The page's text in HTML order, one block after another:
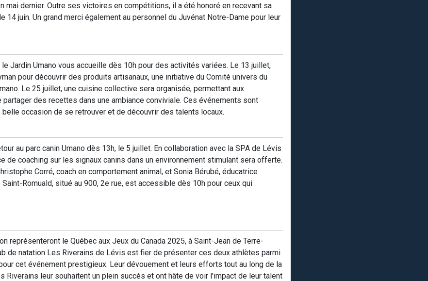
mai dernier. Outre ses victoires en compétitions, il a été honoré en recevant sa
14 juin. Un grand merci également au personnel du Juvénat Notre-Dame pour leur
Jardin Umano vous accueille dès 10h pour des activités variées. Le 13 juillet,
pour découvrir des produits artisanaux, une initiative du Comité univers du
Le 25 juillet, une cuisine collective sera organisée, permettant aux
des recettes dans une ambiance conviviale. Ces événements sont
occasion de se retrouver et de découvrir des talents locaux.
au parc canin Umano dès 13h, le 5 juillet. En collaboration avec la SPA de Lévis
de coaching sur les signaux canins dans un environnement stimulant sera offerte.
Corré, coach en comportement animal, et Sonia Bérubé, éducatrice
Romuald, situé au 900, 2e rue, est accessible dès 10h pour ceux qui
représenteront le Québec aux Jeux du Canada 2025, à Saint-Jean de Terre-
de natation Les Riverains de Lévis est fier de présenter ces deux athlètes parmi
cet événement prestigieux. Leur dévouement et leurs efforts tout au long de la
Riverains leur souhaitent un plein succès et ont hâte de voir l'impact de leur talent